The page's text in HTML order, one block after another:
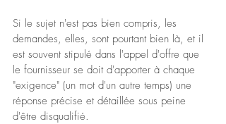
Si le sujet n'est pas bien compris, les
demandes, elles, sont pourtant bien là, et il
est souvent stipulé dans l'appel d'offre que
le fournisseur se doit d'apporter à chaque
"exigence" (un mot d'un autre temps) une
réponse précise et détaillée sous peine
d'être disqualifié.